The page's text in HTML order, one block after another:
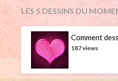
LES 5 DESSINS DU
Comment
187 views